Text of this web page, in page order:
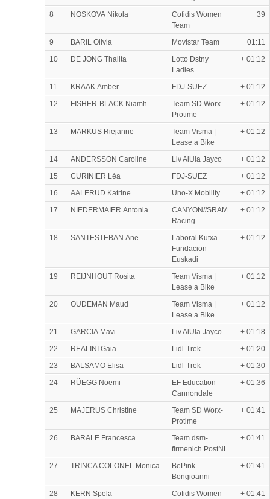
8 NOSKOVA Nikola
Cofidis Women
Team
+ 39
9 BARIL Olivia Movistar Team
+ 01:11
10
DE JONG Thalita
Lotto Dstny
Ladies
+ 01:12
11 KRAAK Amber FDJ-SUEZ
+ 01:12
12
FISHER-BLACK Niamh
Team SD Worx-
Protime
+ 01:12
13 MARKUS Riejanne
Team Visma |
Lease a Bike
+ 01:12
14 ANDERSSON Caroline Liv AlUla Jayco
+ 01:12
15
CURINIER Léa FDJ-SUEZ
+ 01:12
16
AALERUD Katrine Uno-X Mobility
+ 01:12
17
NIEDERMAIER Antonia
CANYON//SRAM
Racing
+ 01:12
18 SANTESTEBAN Ane
Laboral Kutxa-
Fundacion
Euskadi
+ 01:12
19 REIJNHOUT Rosita
Team Visma |
Lease a Bike
+ 01:12
20 OUDEMAN Maud
Team Visma |
Lease a Bike
+ 01:12
21 GARCIA Mavi Liv AlUla Jayco
+ 01:18
22
REALINI Gaia Lidl-Trek
+ 01:20
23
BALSAMO Elisa Lidl-Trek
+ 01:30
24
RÜEGG Noemi
EF Education-
Cannondale
+ 01:36
25 MAJERUS Christine
Team SD Worx-
Protime
+ 01:41
26 BARALE Francesca
Team dsm-
firmenich PostNL
+ 01:41
27 TRINCA COLONEL Monica
BePink-
Bongioanni
+ 01:41
28 KERN Spela
Cofidis Women
+ 01:41